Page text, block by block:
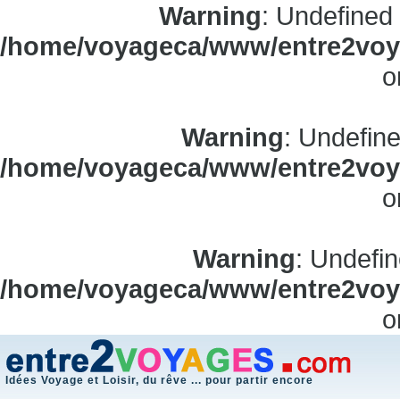
Warning:
/home/voyageca/www/
Warning:
/home/voyageca/www/
Warning:
/home/voyageca/www/
Idées Voyage et Loisir, du rêve ... pour partir encore